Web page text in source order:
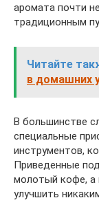
аромата почти
традиционным
Читайте
в домашних
В большинстве
специальные
инструментов,
Приведенные
молотый кофе, а
улучшить